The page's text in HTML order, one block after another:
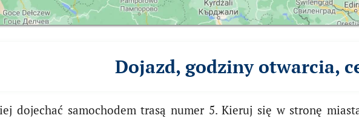
Dojazd, godziny otwarcia,
dojechać samochodem trasą numer 5. Kieruj się w stronę